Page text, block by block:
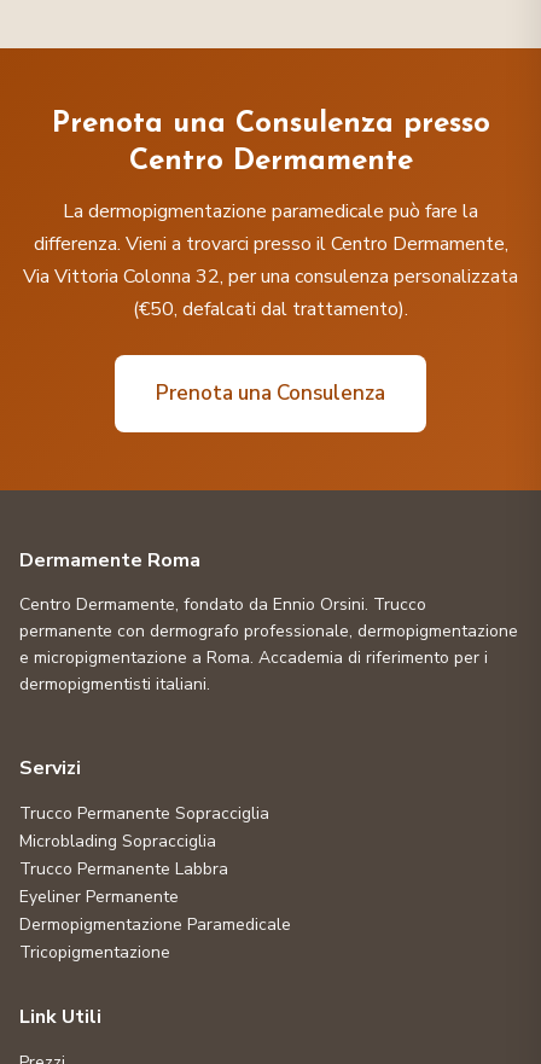
Prenota una Consulenza presso
Centro Dermamente
La dermopigmentazione paramedicale può fare la
differenza. Vieni a trovarci presso il Centro Dermamente,
Via Vittoria Colonna 32, per una consulenza personalizzata
(€50, defalcati dal trattamento).
Prenota una Consulenza
Dermamente Roma
Centro Dermamente, fondato da Ennio Orsini. Trucco
permanente con dermografo professionale, dermopigmentazione
e micropigmentazione a Roma. Accademia di riferimento per i
dermopigmentisti italiani.
Servizi
Trucco Permanente Sopracciglia
Microblading Sopracciglia
Trucco Permanente Labbra
Eyeliner Permanente
Dermopigmentazione Paramedicale
Tricopigmentazione
Link Utili